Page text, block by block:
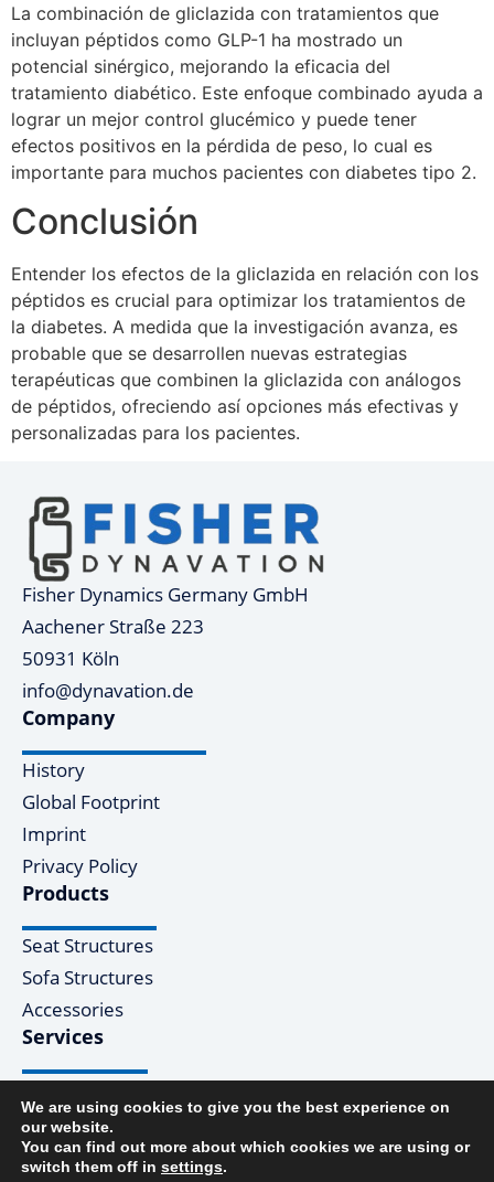
La combinación de gliclazida con tratamientos que
incluyan péptidos como GLP-1 ha mostrado un
potencial sinérgico, mejorando la eficacia del
tratamiento diabético. Este enfoque combinado ayuda a
lograr un mejor control glucémico y puede tener
efectos positivos en la pérdida de peso, lo cual es
importante para muchos pacientes con diabetes tipo 2.
Conclusión
Entender los efectos de la gliclazida en relación con los
péptidos es crucial para optimizar los tratamientos de
la diabetes. A medida que la investigación avanza, es
probable que se desarrollen nuevas estrategias
terapéuticas que combinen la gliclazida con análogos
de péptidos, ofreciendo así opciones más efectivas y
personalizadas para los pacientes.
Fisher Dynamics Germany GmbH
Aachener Straße 223
50931 Köln
info@dynavation.de
Company
History
Global Footprint
Imprint
Privacy Policy
Products
Seat Structures
Sofa Structures
Accessories
Services
Design & Engineering
Manufacturing
We are using cookies to give you the best experience on
our website.
You can find out more about which cookies we are using or
switch them off in settings.